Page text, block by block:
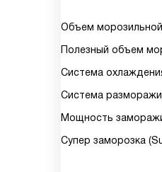
Объем
Полезный объем
Система
Система
Мощность
Супер заморозка